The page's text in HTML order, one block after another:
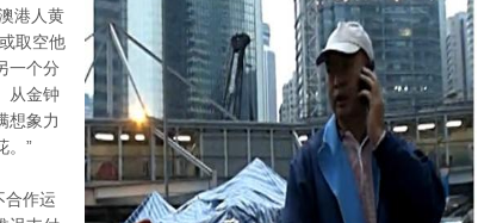
港人黄
取空他
一个分
从金钟
想象力
。”
合作运